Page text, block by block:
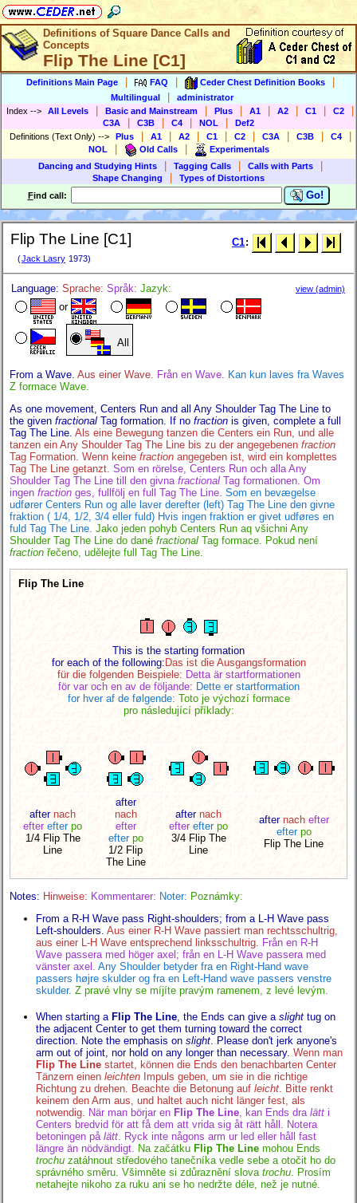
Definitions of Square Dance Calls and
Concepts
Flip The Line [C1]
Definitions Main Page FAQ Ceder Chest Definition Books
Multilingual
administrator
Index --> All Levels Basic and Mainstream Plus A1 A2 C1 C2
C3A C3B C4 NOL
Def2
Definitions (Text Only) --> Plus A1 A2 C1 C2 C3A C3B C4
NOL Old Calls
Experimentals
Dancing and Studying Hints
Tagging Calls Calls with Parts
Shape Changing
Types of Distortions
Find call: Go!
Flip The Line [C1]
(Jack Lasry 1973)
C1:
Language: Sprache: Språk: Jazyk:
or
All
view (admin)
From a Wave. Aus einer Wave. Från en Wave. Kan kun laves fra Waves
Z formace Wave.
As one movement, Centers Run and all Any Shoulder Tag The Line to
the given fractional Tag formation. If no fraction is given, complete a full
Tag The Line. Als eine Bewegung tanzen die Centers ein Run, und alle
tanzen ein Any Shoulder Tag The Line bis zu der angegebenen fraction
Tag Formation. Wenn keine fraction angegeben ist, wird ein komplettes
Tag The Line getanzt. Som en rörelse, Centers Run och alla Any
Shoulder Tag The Line till den givna fractional Tag formationen. Om
ingen fraction ges, fullfölj en full Tag The Line. Som en bevægelse
udfører Centers Run og alle laver derefter (left) Tag The Line den givne
fraktion ( 1/4, 1/2, 3/4 eller fuld) Hvis ingen fraktion er givet udføres en
fuld Tag The Line. Jako jeden pohyb Centers Run aq všichni Any
Shoulder Tag The Line do dané fractional Tag formace. Pokud není
fraction řečeno, udělejte full Tag The Line.
Flip The Line
This is the starting formation
for each of the following: Das ist die Ausgangsformation
für die folgenden Beispiele: Detta är startformationen
för var och en av de följande: Dette er startformation
for hver af de følgende: Toto je výchozí formace
pro následující příklady:
after nach
efter efter po
1/4 Flip The
Line
after
nach
efter
efter po
1/2 Flip
The Line
after nach
efter efter po
3/4 Flip The
Line
after nach efter
efter po
Flip The Line
Notes: Hinweise: Kommentarer: Noter: Poznámky:
From a R-H Wave pass Right-shoulders; from a L-H Wave pass
Left-shoulders. Aus einer R-H Wave passiert man rechtsschultrig,
aus einer L-H Wave entsprechend linksschultrig.
Från en R-H
Wave passera med höger axel; från en L-H Wave passera med
vänster axel.
Any Shoulder betyder fra en Right-Hand wave
passers højre skulder og fra en Left-Hand wave passers venstre
skulder. Z pravé vlny se míjíte pravým ramenem, z levé levým.
When starting a Flip The Line , the Ends can give a slight tug on
the adjacent Center to get them turning toward the correct
direction. Note the emphasis on slight . Please don't jerk anyone's
arm out of joint, nor hold on any longer than necessary. Wenn man
Flip The Line startet, können die Ends den benachbarten Center
Tänzern einen leichten Impuls geben, um sie in die richtige
Richtung zu drehen. Beachte die Betonung auf leicht . Bitte renkt
keinem den Arm aus, und haltet auch nicht länger fest, als
notwendig.
När man börjar en Flip The Line , kan Ends dra lätt i
Centers bredvid för att få dem att vrida sig åt rätt håll. Notera
betoningen på lätt . Ryck inte någons arm ur led eller håll fast
längre än nödvändigt.
Na začátku Flip The Line mohou Ends
trochu zatáhnout středového tanečníka vedle sebe a otočit ho do
správného směru. Všimněte si zdůraznění slova trochu . Prosím
netahejte nikoho za ruku ani se ho nedržte déle, než je nutné.